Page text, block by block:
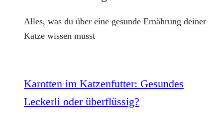
Alles, was du über eine gesunde Ernährung deiner
Katze wissen musst
Karotten im Katzenfutter: Gesundes
Leckerli oder überflüssig?